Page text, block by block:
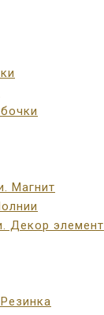
Магнит
Декор элемент